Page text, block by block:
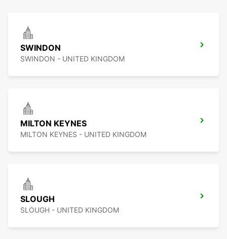
SWINDON
SWINDON - UNITED KINGDOM
MILTON KEYNES
MILTON KEYNES - UNITED KINGDOM
SLOUGH
SLOUGH - UNITED KINGDOM